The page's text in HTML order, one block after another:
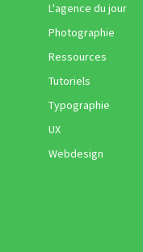
L'agence du jour
Photographie
Ressources
Tutoriels
Typographie
UX
Webdesign